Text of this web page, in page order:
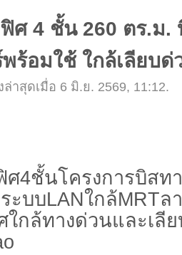
ศ 4 ชั้น 260 ตร.ม.
ร้อมใช้ ใกล้เลียบด่
าสุดเมื่อ 6 มิ.ย. 2569, 11:12.
ศ4ชั้นโครงการบิสท
ะบบLANใกล้MRTล
ใกล้ทางด่วนและเลี